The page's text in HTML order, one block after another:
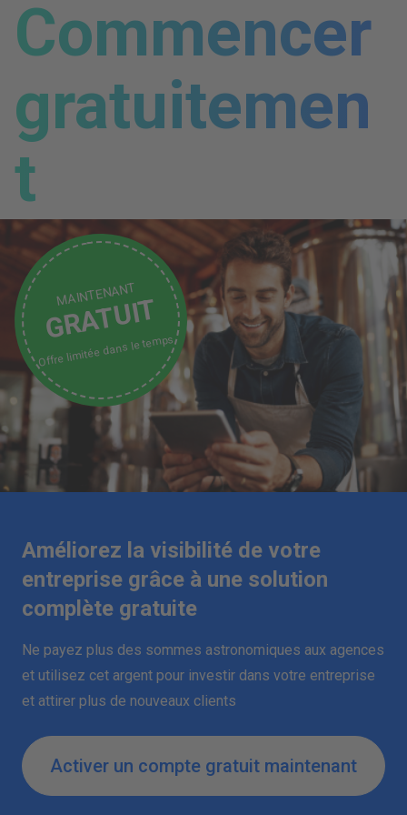
Commencer
gratuitemen
t
Améliorez la visibilité de votre
entreprise grâce à une solution
complète gratuite
Ne payez plus des sommes astronomiques aux agences
et utilisez cet argent pour investir dans votre entreprise
et attirer plus de nouveaux clients
Activer un compte gratuit maintenant
MAINTENANT
GRATUIT
Offre limitée dans le temps